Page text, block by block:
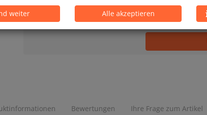
Stk.
Bewertungen Ihre Frage zum Artikel
weiter Alle akzeptieren